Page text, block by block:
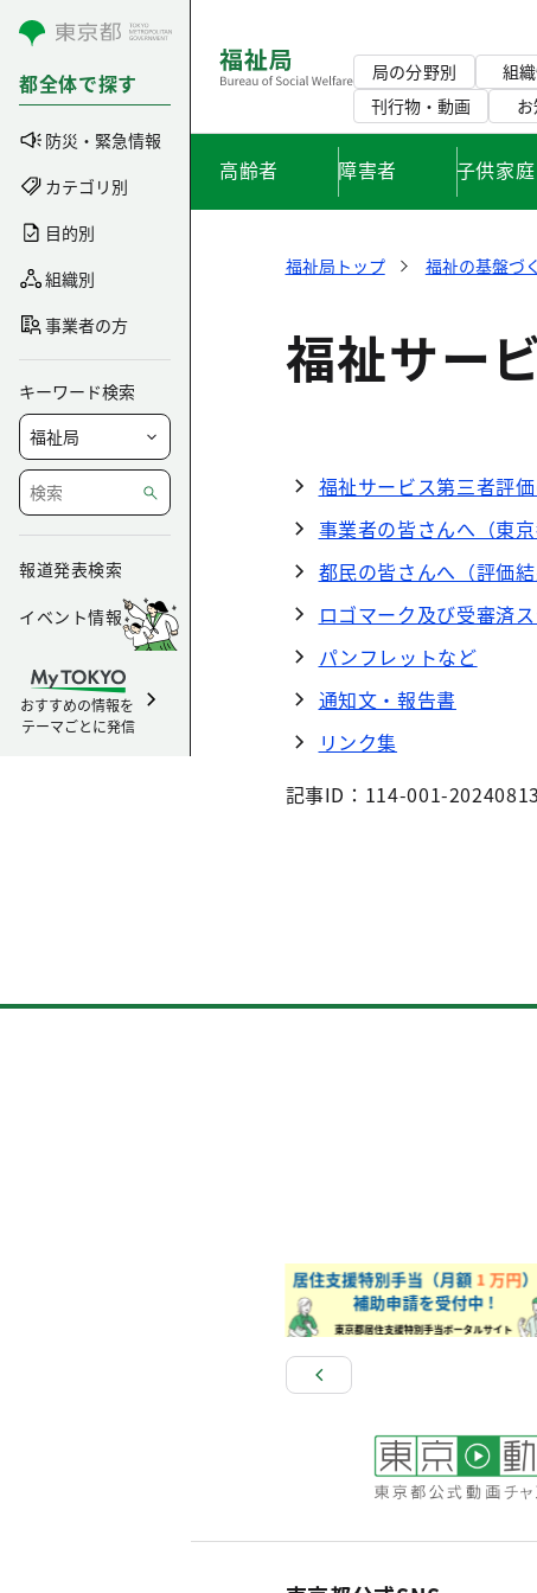
コンテンツにスキップ
都全体で探す
防災・緊急情報
カテゴリ別
目的別
組織別
事業者の方
キーワード検索
報道発表検索
イベント情報
おすすめの情報を
テーマごとに発信
局の分野別 組
刊行物・動画
高齢者 障害者 子供家庭
福祉局トップ 福祉の基盤づ
福祉サー
福祉サービス第三者評
事業者の皆さんへ（東京
都民の皆さんへ（評価結
ロゴマーク及び受審済
パンフレットなど
通知文・報告書
リンク集
記事ID：114-001-